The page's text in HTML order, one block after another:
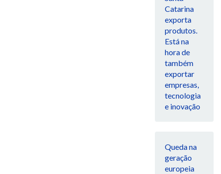
Catarina
exporta
produtos.
Está na
hora de
também
exportar
empresas,
tecnologia
e inovação
Queda na
geração
europeia